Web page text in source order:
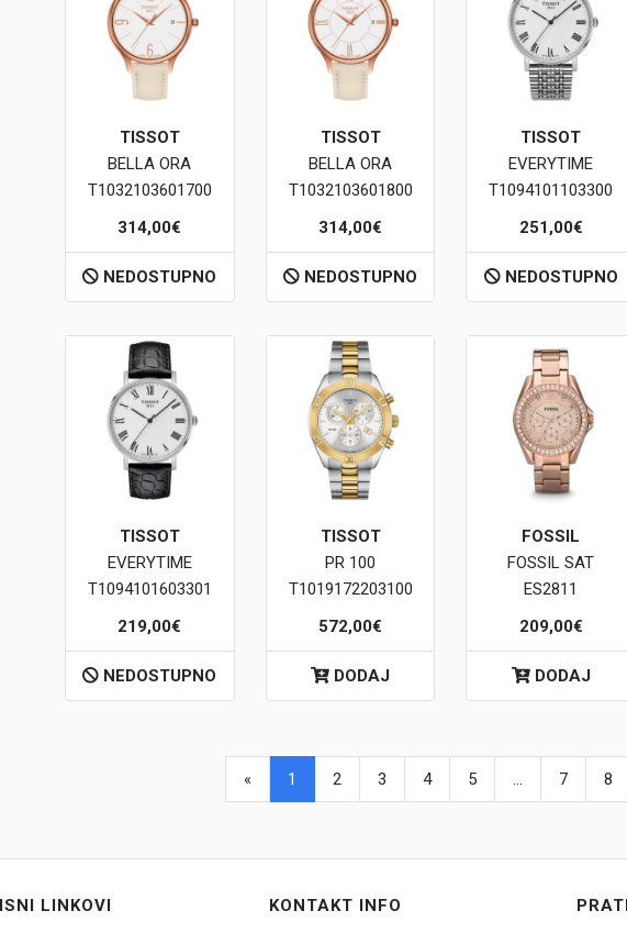
TISSOT
BELLA ORA
T1032103601700
314,00€
NEDOSTUPNO
TISSOT
BELLA ORA
T1032103601800
314,00€
NEDOSTUPNO
TISSOT
EVERYTIME
T1094101103300
251,00€
NEDOSTUPNO
TISSOT
EVERYTIME
T1094101603301
219,00€
NEDOSTUPNO
TISSOT
PR 100
T1019172203100
572,00€
DODAJ
FOSSIL
FOSSIL SAT
ES2811
209,00€
DODAJ
« 1 2 3 4 5 ... 7 8
LINKOVI KONTAKT INFO